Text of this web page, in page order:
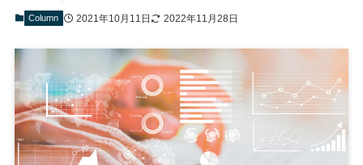
Column 2021年10月11日 2022年11月28日